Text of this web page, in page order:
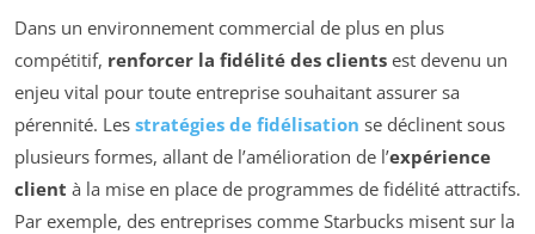
Dans un environnement commercial de plus en plus
compétitif, renforcer la fidélité des clients est devenu un
enjeu vital pour toute entreprise souhaitant assurer sa
pérennité. Les stratégies de fidélisation se déclinent sous
plusieurs formes, allant de l’amélioration de l’expérience
client à la mise en place de programmes de fidélité attractifs.
Par exemple, des entreprises comme Starbucks misent sur la